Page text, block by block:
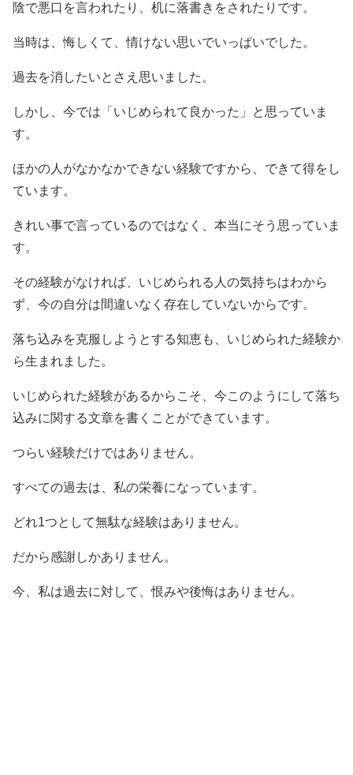
陰で悪口を言われたり、机に落書きをされたりです。
当時は、悔しくて、情けない思いでいっぱいでした。
過去を消したいとさえ思いました。
しかし、今では「いじめられて良かった」と思っていま
す。
ほかの人がなかなかできない経験ですから、できて得をし
ています。
きれい事で言っているのではなく、本当にそう思っていま
す。
その経験がなければ、いじめられる人の気持ちはわから
ず、今の自分は間違いなく存在していないからです。
落ち込みを克服しようとする知恵も、いじめられた経験か
ら生まれました。
いじめられた経験があるからこそ、今このようにして落ち
込みに関する文章を書くことができています。
つらい経験だけではありません。
すべての過去は、私の栄養になっています。
どれ1つとして無駄な経験はありません。
だから感謝しかありません。
今、私は過去に対して、恨みや後悔はありません。